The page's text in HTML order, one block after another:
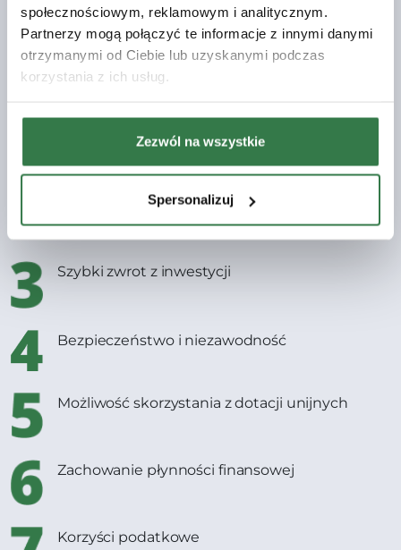
społecznościowym, reklamowym i analitycznym.
Partnerzy mogą połączyć te informacje z innymi danymi
otrzymanymi od Ciebie lub uzyskanymi podczas
korzystania z ich usług.
Zezwól na wszystkie
Spersonalizuj
Dlaczego warto skorzystać z
finansowania?
Dostęp do nowoczesnych technologii
Elastyczne warunki
Szybki zwrot z inwestycji
Bezpieczeństwo i niezawodność
Możliwość skorzystania z dotacji unijnych
Zachowanie płynności finansowej
Korzyści podatkowe